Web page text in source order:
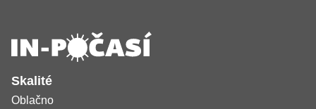
Skalité
Oblačno